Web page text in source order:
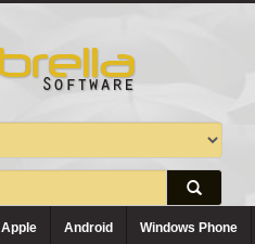
Apple Android Windows Phone